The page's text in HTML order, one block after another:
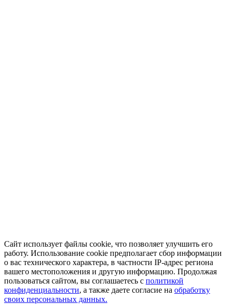
Сайт использует файлы cookie, что позволяет улучшить его
работу. Использование cookie предполагает сбор информации
о вас технического характера, в частности IP-адрес региона
вашего местоположения и другую информацию. Продолжая
пользоваться сайтом, вы соглашаетесь с политикой
конфиденциальности, а также даете согласие на обработку
своих персональных данных.